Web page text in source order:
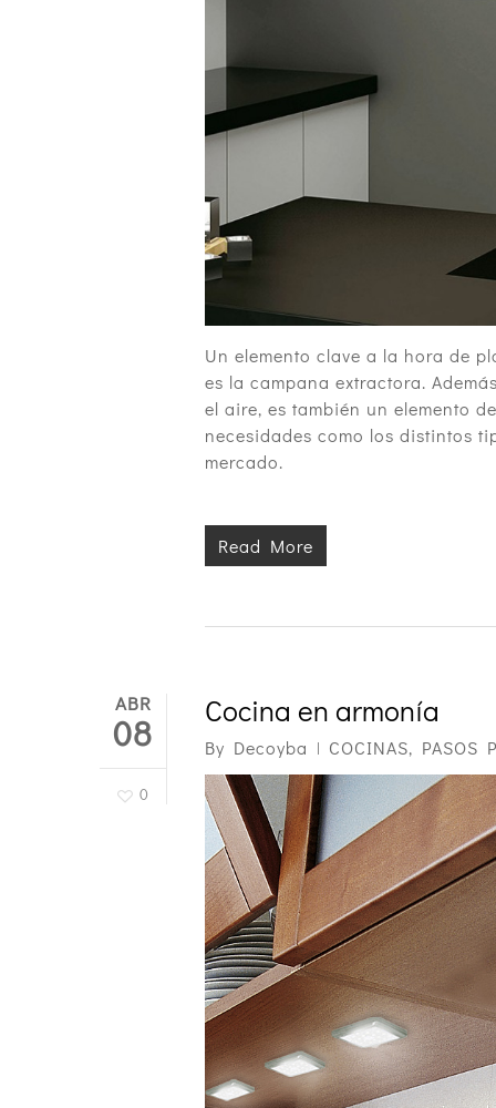
Un elemento clave a la hora de
es la campana extractora.
el aire, es también un elemento
necesidades como los distintos
mercado.
Read More
ABR
08
0
Cocina en armonía
By Decoyba COCINAS, PASOS